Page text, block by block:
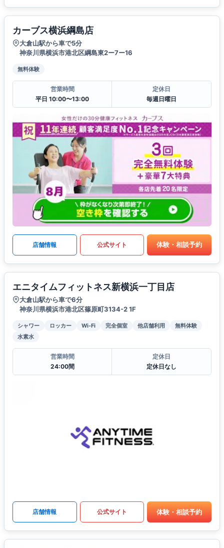
カーブス横浜綱島店
大倉山駅から車で5分
神奈川県横浜市港北区綱島東2ー7ー16
無料体験
営業時間
平日 10:00〜13:00
定休日
毎週日曜日
店舗情報 公式サイト 体験・相談予約
エニタイムフィットネス新横浜一丁目店
大倉山駅から車で6分
神奈川県横浜市港北区篠原町3134-2 1F
シャワー ロッカー Wi-Fi 完全個室 他店舗利用
無料体験
水素水
営業時間
24:00間
定休日
定休日なし
店舗情報 公式サイト 体験・相談予約